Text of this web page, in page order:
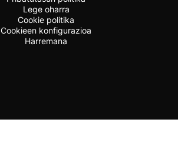
Lege oharra
Cookie politika
Cookieen konfigurazioa
Harremana